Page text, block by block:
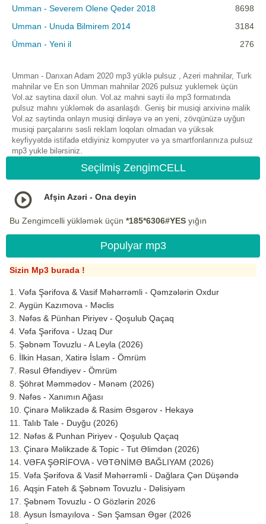
Umman - Severem Olene Qeder 2018
8698
Umman - Unuda Bilmirem 2014
3184
Ümman - Yeni il
276
Umman - Darıxan Adam 2020 mp3 yüklə pulsuz , Azeri mahnilar, Turk
mahnilar ve En son Umman mahnilar 2026 pulsuz yuklemek üçün
Vol.az saytina daxil olun. Vol.az mahni sayti ilə mp3 formatında
pulsuz mahnı yükləmək də asanlaşdı. Geniş bir musiqi arxivinə malik
Vol.az saytinda onlayn musiqi dinləyə və ən yeni, zövqünüzə uyğun
musiqi parçalarını səsli reklam loqoları olmadan və yüksək
keyfiyyətdə istifadə etdiyiniz kompyuter və ya smartfonlarınıza pulsuz
mp3 yukle bilərsiniz.
Seçilmiş ZengimCELL
Afşin Azəri - Ona deyin
Bu Zengimcelli yükləmək üçün *185*6306#YES yığın
Populyar mp3
Sizin Mp3 burada !
Vəfa Şərifova & Vasif Məhərrəmli - Qəmzələrin Oxdur
Aygün Kazımova - Məclis
Nəfəs & Pünhan Piriyev - Qoşulub Qaçaq
Vəfa Şərifova - Uzaq Dur
Şəbnəm Tovuzlu - A Leyla (2026)
İlkin Hasan, Xatirə İslam - Ömrüm
Rəsul Əfəndiyev - Ömrüm
Şöhrət Məmmədov - Mənəm (2026)
Nəfəs - Xanımın Ağası
Çinarə Məlikzadə & Rasim Əsgərov - Hekayə
Talıb Tale - Duyğu (2026)
Nəfəs & Punhan Piriyev - Qoşulub Qaçaq
Çinarə Məlikzade & Topic - Tut Əlimdən (2026)
VƏFA ŞƏRİFOVA - VƏTƏNİMƏ BAĞLIYAM (2026)
Vəfa Şərifova & Vasif Məhərrəmli - Dağlara Çən Düşəndə
Aqşin Fateh & Şəbnəm Tovuzlu - Dəlisiyəm
Şəbnəm Tovuzlu - O Gözlərin 2026
Aysun İsmayılova - Sən Şamsan Əgər (2026